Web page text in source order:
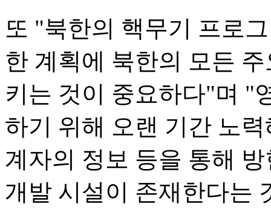
또 "북한의 핵무기 프로
한 계획에 북한의 모든
키는 것이 중요하다"며 "
하기 위해 오랜 기간 노
계자의 정보 등을 통해
개발 시설이 존재한다는